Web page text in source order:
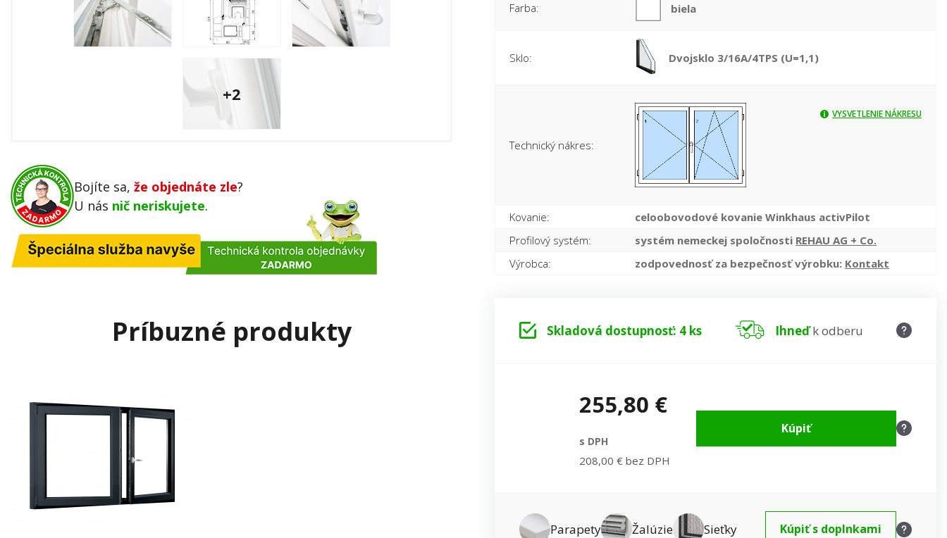
+2
Bojíte sa, že objednáte zle?
U nás nič neriskujete.
Príbuzné produkty
Farba: biela
Sklo: Dvojsklo 3/16A/4TPS (U=1,1)
Technický nákres:
VYSVETLENIE NÁKRESU
Kovanie:
celoobovodové kovanie Winkhaus activPilot
Profilový systém:
systém nemeckej spoločnosti REHAU AG + Co.
Výrobca:
zodpovednosť za bezpečnosť výrobku: Kontakt
Skladová dostupnosť: 4 ks Ihneďk odberu
255,80 €
s DPH
208,00 € bez DPH
Kúpiť
Parapety Žalúzie Sieťky
Kúpiť s doplnkami